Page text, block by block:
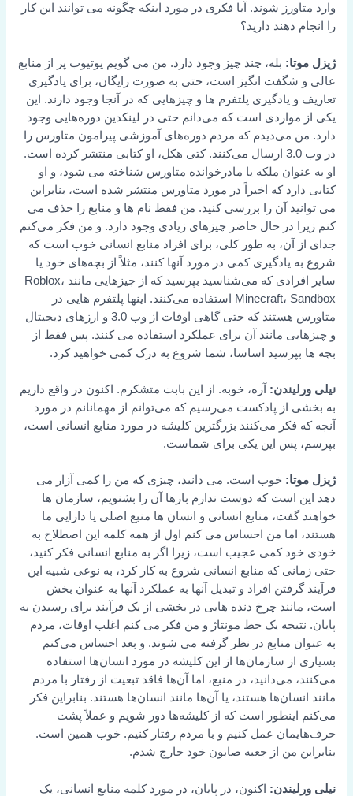
وارد متاورز شوند. آیا فکری در مورد اینکه چگونه می توانند این کار
را انجام دهند دارید؟
ژیزل موتا: بله، چند چیز وجود دارد. من می گویم یوتیوب پر از منابع
عالی و شگفت انگیز است، حتی به صورت رایگان، برای یادگیری
تعاریف و یادگیری پلتفرم ها و چیزهایی که در آنجا وجود دارند. این
یکی از مواردی است که می‌دانم حتی در لینکدین دوره‌هایی وجود
دارد. من می‌دیدم که مردم دوره‌های آموزشی پیرامون متاورس را
در وب 3.0 ارسال می‌کنند. کتی هکل، او کتابی منتشر کرده است.
او به عنوان ملکه یا مادرخوانده متاورس شناخته می شود، و او
کتابی دارد که اخیراً در مورد متاورس منتشر شده است، بنابراین
می توانید آن را بررسی کنید. من فقط نام ها و منابع را حذف می
کنم زیرا در حال حاضر چیزهای زیادی وجود دارد. و من فکر می‌کنم
جدای از آن، به طور کلی، برای افراد منابع انسانی خوب است که
شروع به یادگیری کمی در مورد آنها کنند، مثلاً از بچه‌های خود یا
سایر افرادی که می‌شناسید بپرسید که از چیزهایی مانند Roblox،
Minecraft، Sandbox استفاده می‌کنند. اینها پلتفرم هایی در
متاورس هستند که حتی گاهی اوقات از وب 3.0 و ارزهای دیجیتال
و چیزهایی مانند آن برای عملکرد استفاده می کنند. پس فقط از
بچه ها بپرسید اساسا، شما شروع به درک کمی خواهید کرد.
نیلی ورلیندن: آره، خوبه. از این بابت متشکرم. اکنون در واقع داریم
به بخشی از پادکست می‌رسیم که می‌توانم از مهمانانم در مورد
آنچه که فکر می‌کنند بزرگترین کلیشه در مورد منابع انسانی است،
بپرسم، پس این یکی برای شماست.
ژیزل موتا: خوب است. می دانید، چیزی که من را کمی آزار می
دهد این است که دوست ندارم بارها آن را بشنویم، سازمان ها
خواهند گفت، منابع انسانی و انسان ها منبع اصلی یا دارایی ما
هستند، اما من احساس می کنم اول از همه کلمه این اصطلاح به
خودی خود کمی عجیب است، زیرا اگر به منابع انسانی فکر کنید،
حتی زمانی که منابع انسانی شروع به کار کرد، به نوعی شبیه این
فرآیند گرفتن افراد و تبدیل آنها به عملکرد آنها به عنوان بخش
است، مانند چرخ دنده هایی در بخشی از یک فرآیند برای رسیدن به
پایان. نتیجه یک خط مونتاژ و من فکر می کنم اغلب اوقات، مردم
به عنوان منابع در نظر گرفته می شوند. و بعد احساس می‌کنم
بسیاری از سازمان‌ها از این کلیشه در مورد انسان‌ها استفاده
می‌کنند، می‌دانید، در منبع، اما آن‌ها فاقد تبعیت از رفتار با مردم
مانند انسان‌ها هستند، یا آن‌ها مانند انسان‌ها هستند. بنابراین فکر
می‌کنم اینطور است که از کلیشه‌ها دور شویم و عملاً پشت
حرف‌هایمان عمل کنیم و با مردم رفتار کنیم. خوب همین است.
بنابراین من از جعبه صابون خود خارج شدم.
نیلی ورلیندن: اکنون، در پایان، در مورد کلمه منابع انسانی، یک